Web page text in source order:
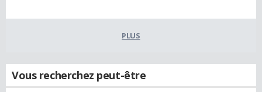
PLUS
Vous recherchez peut-être